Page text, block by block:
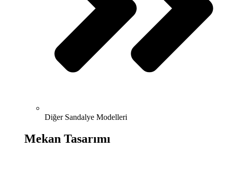
Diğer Sandalye Modelleri
Mekan Tasarımı